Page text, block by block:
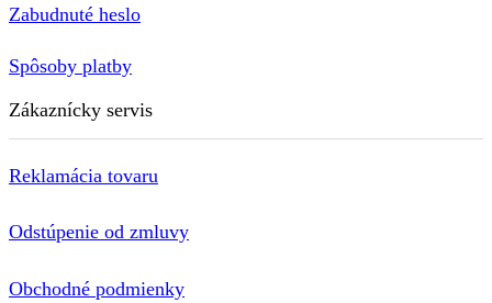
Zabudnuté heslo
Spôsoby platby
Zákaznícky servis
Reklamácia tovaru
Odstúpenie od zmluvy
Obchodné podmienky